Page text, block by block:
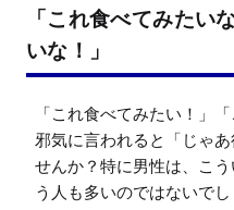
「これ食べてみたい
いな！」
「これ食べてみたい！」
邪気に言われると「じゃ
せんか？特に男性は、こ
う人も多いのではないでし